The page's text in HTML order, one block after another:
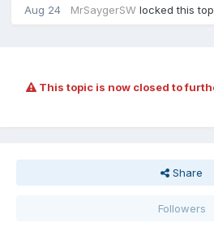
Aug 24 MrSaygerSW locked this
This topic is now closed to
Share
Followers